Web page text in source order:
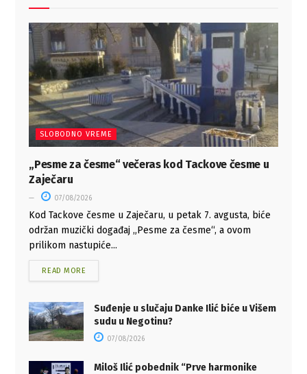
SLOBODNO VREME
„Pesme za česme“ večeras kod Tackove česme u
Zaječaru
07/08/2026
Kod Tackove česme u Zaječaru, u petak 7. avgusta, biće
održan muzički događaj „Pesme za česme“, a ovom
prilikom nastupiće...
READ MORE
Suđenje u slučaju Danke Ilić biće u Višem
sudu u Negotinu?
07/08/2026
Miloš Ilić pobednik “Prve harmonike